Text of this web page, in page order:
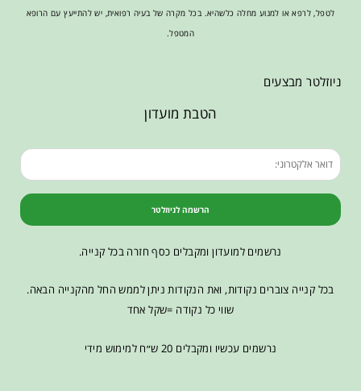
לטפל, לרפא או למנוע מחלה כלשהיא. בכל מקרה של בעיה רפואית, יש להתייעץ עם הרופא
המטפל.
ניוזלטר מבצעים
הטבת מועדון
הרשמה לניוזלטר
נרשמים למועדון ומקבלים כסף חזרה בכל קנייה.
בכל קנייה צוברים נקודות, ואת הנקודות ניתן לממש החל מהקנייה הבאה.
שווי כל נקודה =שקל אחד
נרשמים עכשיו ומקבלים 20 ש״ח למימוש מידי